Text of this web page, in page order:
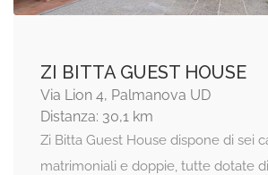
ZI BITTA GUEST HOUSE
Via Lion 4, Palmanova UD
Distanza: 30,1 km
Zi Bitta Guest House dispone di sei
matrimoniali e doppie, tutte dotate di